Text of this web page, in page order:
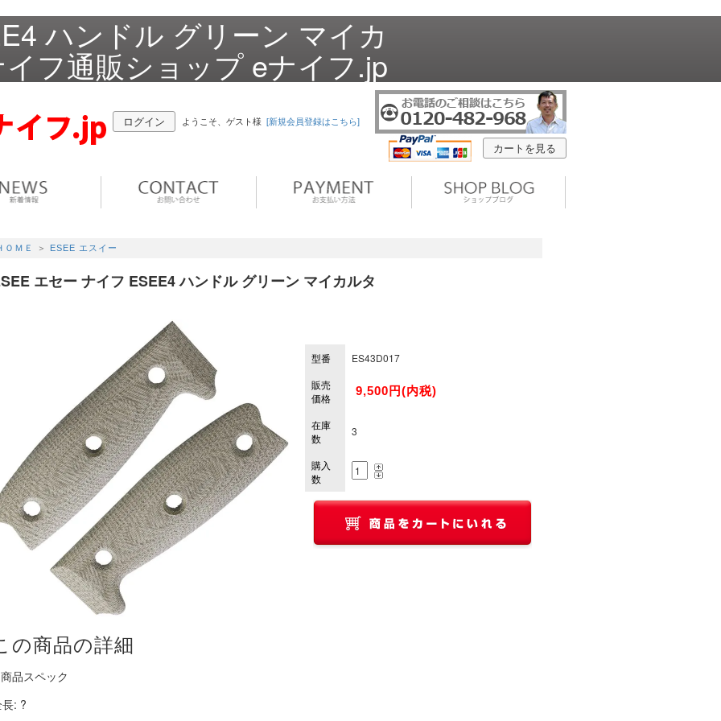
ハンドル グリーン マイカ
フ通販ショップ eナイフ.jp
カートを見る
ログイン ようこそ、ゲスト様 [新規会員登録はこちら]
ＯＭＥ ＞ ESEE エスイー
エセー ナイフ ESEE4 ハンドル グリーン マイカルタ
型番
ES43D017
販売
価格
9,500円(内税)
在庫
数
3
購入
数
の商品の詳細
品スペック
: ?